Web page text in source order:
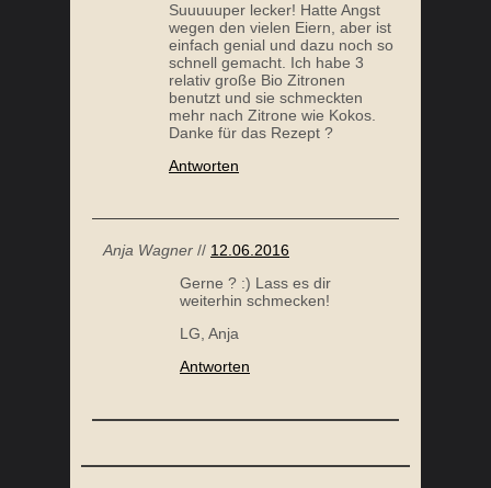
Suuuuuper lecker! Hatte Angst
wegen den vielen Eiern, aber ist
einfach genial und dazu noch so
schnell gemacht. Ich habe 3
relativ große Bio Zitronen
benutzt und sie schmeckten
mehr nach Zitrone wie Kokos.
Danke für das Rezept ?
Antworten
Anja Wagner // 12.06.2016
Gerne ? :) Lass es dir
weiterhin schmecken!
LG, Anja
Antworten